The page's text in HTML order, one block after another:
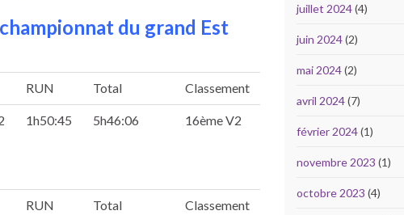
du grand Est
RUN Total Classement
1h50:45 5h46:06 16ème V2
RUN Total Classement
juillet 2024(4)
juin 2024(2)
mai 2024(2)
avril 2024(7)
février 2024(1)
novembre 2023 (1)
octobre 2023 (4)